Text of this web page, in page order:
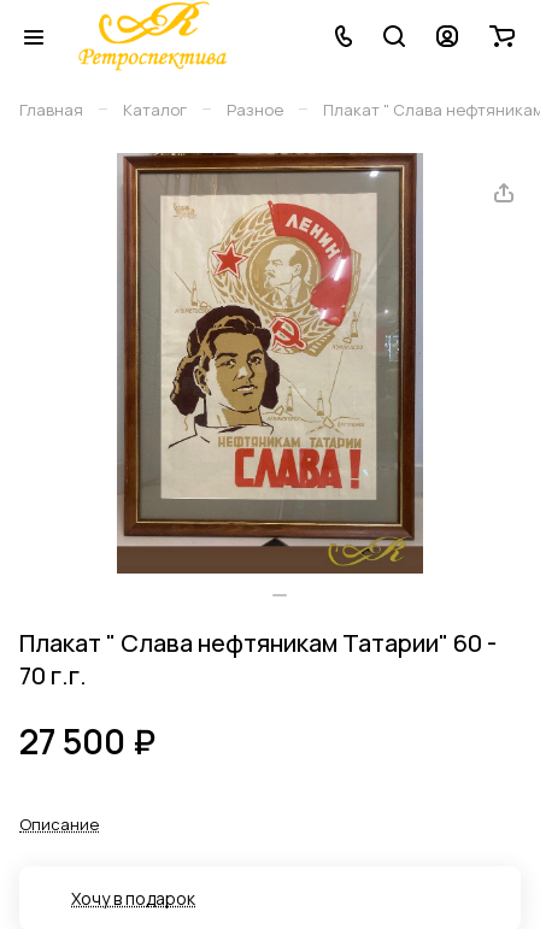
Главная – Каталог – Разное – Плакат " Слава
Плакат " Слава нефтяникам Татарии" 60 -
70 г.г.
27 500 ₽
Описание
Хочу в подарок